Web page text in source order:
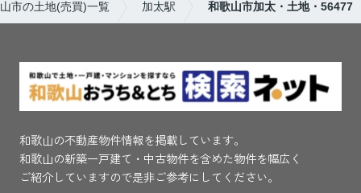
市の土地(売買)一覧 加太駅 和歌山市加太・土地・56477
和歌山の不動産物件情報を掲載しています。
和歌山の新築一戸建て・中古物件を含めた物件を幅広く
ご紹介していますので是非ご参考にしてください。